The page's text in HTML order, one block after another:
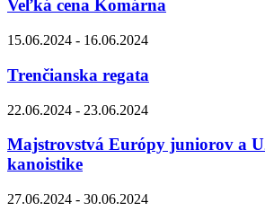
Veľká cena Komárna
15.06.2024 - 16.06.2024
Trenčianska regata
22.06.2024 - 23.06.2024
Majstrovstvá Európy juniorov a
kanoistike
27.06.2024 - 30.06.2024